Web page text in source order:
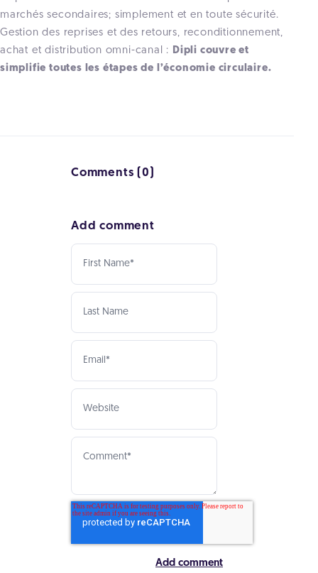
marchés secondaires; simplement et en toute sécurité.
Gestion des reprises et des retours, reconditionnement,
achat et distribution omni-canal : Dipli couvre et
simplifie toutes les étapes de l’économie circulaire.
Comments (0)
Add comment